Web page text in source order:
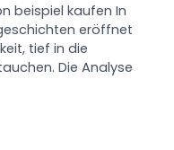
beispiel kaufen In
eröffnet
tief in die
Die Analyse